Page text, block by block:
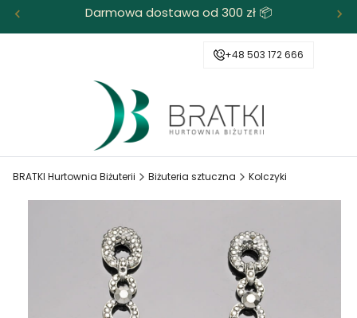
Darmowa dostawa od 300 zł 📦
+48 503 172 666
BRATKI Hurtownia Biżuterii Biżuteria sztuczna Kolczyki